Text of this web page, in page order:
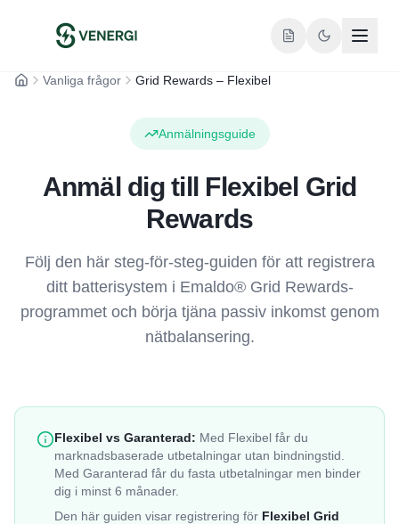
Hem
Vanliga frågor Grid Rewards – Flexibel
Anmälningsguide
Anmäl dig till Flexibel Grid
Rewards
Följ den här steg-för-steg-guiden för att registrera
ditt batterisystem i Emaldo® Grid Rewards-
programmet och börja tjäna passiv inkomst genom
nätbalansering.
Flexibel vs Garanterad: Med Flexibel får du
marknadsbaserade utbetalningar utan bindningstid.
Med Garanterad får du fasta utbetalningar men binder
dig i minst 6 månader.
Den här guiden visar registrering för Flexibel Grid